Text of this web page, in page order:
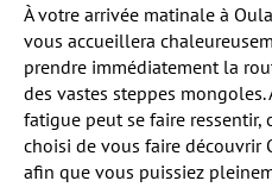
À votre arrivée matinale à
vous accueillera
prendre immédiatement la
des vastes steppes
fatigue peut se faire ressentir,
choisi de vous faire découvrir
afin que vous puissiez